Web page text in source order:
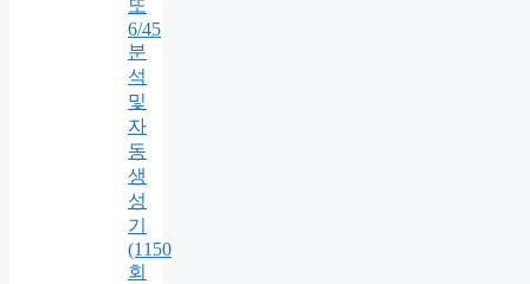
또
6/45
분
석
및
자
동
생
성
기
(1150
회